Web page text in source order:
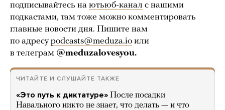
подписывайтесь на ютьюб-канал с нашими
подкастами, там тоже можно комментировать
главные новости дня. Пишите нам
по адресуpodcasts@meduza.io или
в телеграм @meduzalovesyou.
ЧИТАЙТЕ И СЛУШАЙТЕ ТАКЖЕ
«Это путь к диктатуре» После посадки
Навального никто не знает, что делать — и что